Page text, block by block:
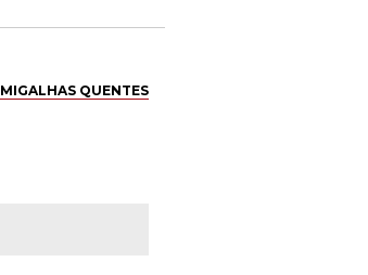
MIGALHAS QUENTES